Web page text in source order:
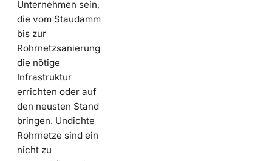
Unternehmen sein,
die vom Staudamm
bis zur
Rohrnetzsanierung
die nötige
Infrastruktur
errichten oder auf
den neusten Stand
bringen. Undichte
Rohrnetze sind ein
nicht zu